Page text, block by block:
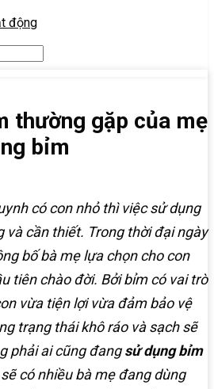
động
thường gặp của mẹ
bỉm
có con nhỏ thì việc sử dụng
và cần thiết. Trong thời đại ngày
bố bà mẹ lựa chọn cho con
tiên chào đời. Bởi bỉm có vai trò
vừa tiện lợi vừa đảm bảo vệ
trạng thái khô ráo và sạch sẽ
phải ai cũng đangsử dụng bỉm
có nhiều bà mẹ đang dùng